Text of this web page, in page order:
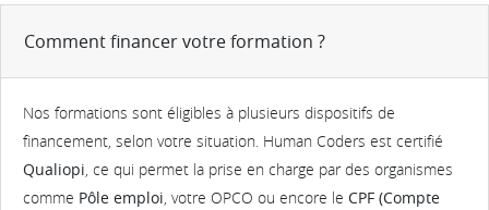
Comment financer votre formation ?
Nos formations sont éligibles à plusieurs dispositifs de
financement, selon votre situation. Human Coders est certifié
Qualiopi, ce qui permet la prise en charge par des organismes
comme Pôle emploi, votre OPCO ou encore le CPF (Compte